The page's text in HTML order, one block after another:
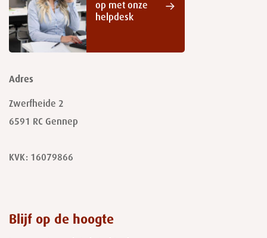
op met onze
helpdesk
Adres
Zwerfheide 2
6591 RC Gennep
KVK: 16079866
Blijf op de hoogte